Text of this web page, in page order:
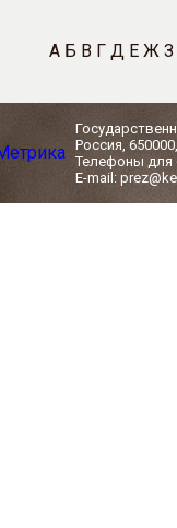
А Б В Г Д Е Ж З
Россия,
Телефоны для
E-mail: